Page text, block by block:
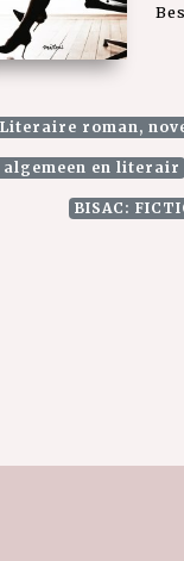
Literaire roman,
algemeen en literair
BISAC: